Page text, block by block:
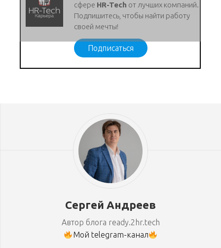
сфере HR-Tech от лучших компаний.
Подпишитесь, чтобы найти работу
своей мечты!
Подписаться
Сергей Андреев
Автор блога ready.2hr.tech
Мой telegram-канал